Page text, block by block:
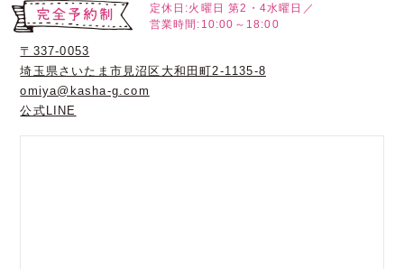
定休日:火曜日 第2・4水曜日／
営業時間:10:00～18:00
〒337-0053
埼玉県さいたま市見沼区大和田町2-1135-8
omiya@kasha-g.com
公式LINE